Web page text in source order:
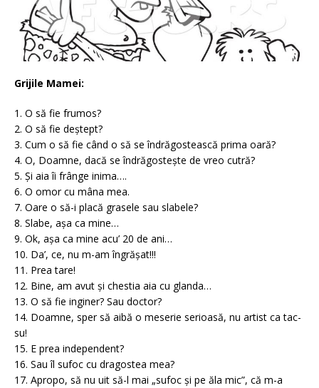
Grijile Mamei:
1. O să fie frumos?
2. O să fie deștept?
3. Cum o să fie când o să se îndrăgostească prima oară?
4. O, Doamne, dacă se îndrăgostește de vreo cutră?
5. Și aia îi frânge inima….
6. O omor cu mâna mea.
7. Oare o să-i placă grasele sau slabele?
8. Slabe, așa ca mine…
9. Ok, așa ca mine acu’ 20 de ani…
10. Da’, ce, nu m-am îngrășat!!!
11. Prea tare!
12. Bine, am avut și chestia aia cu glanda…
13. O să fie inginer? Sau doctor?
14. Doamne, sper să aibă o meserie serioasă, nu artist ca tac-
su!
15. E prea independent?
16. Sau îl sufoc cu dragostea mea?
17. Apropo, să nu uit să-l mai „sufoc și pe ăla mic”, că m-a